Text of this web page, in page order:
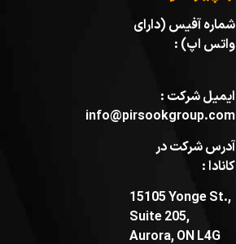
شماره آفیس (دارای
واتس اپ) :
ایمیل شرکت :
info@pirsookgroup.com
آدرس شرکت در
کانادا :
15105 Yonge St.,
Suite 205,
Aurora, ON L4G